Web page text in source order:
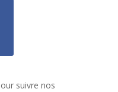
suivre nos